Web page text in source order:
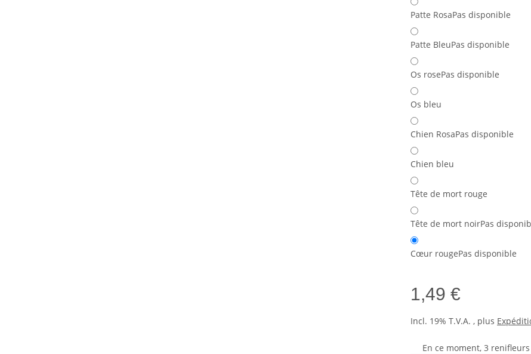
Patte RosaPas disponible
Patte BleuPas disponible
Os rosePas disponible
Os bleu
Chien RosaPas disponible
Chien bleu
Tête de mort rouge
Tête de mort noirPas
Cœur rougePas disponible
1,49 €
Incl. 19% T.V.A. , plus
En ce moment, 3